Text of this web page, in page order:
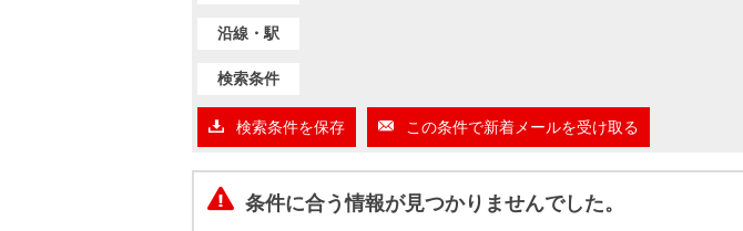
投資用物件を探す
購入向けサービス
売却時手取り金額試算
売却向けサービス
沿線・駅
検索条件
検索条件を保存 この条件で新着メールを受け取る
条件に合う情報が見つかりませんでした。